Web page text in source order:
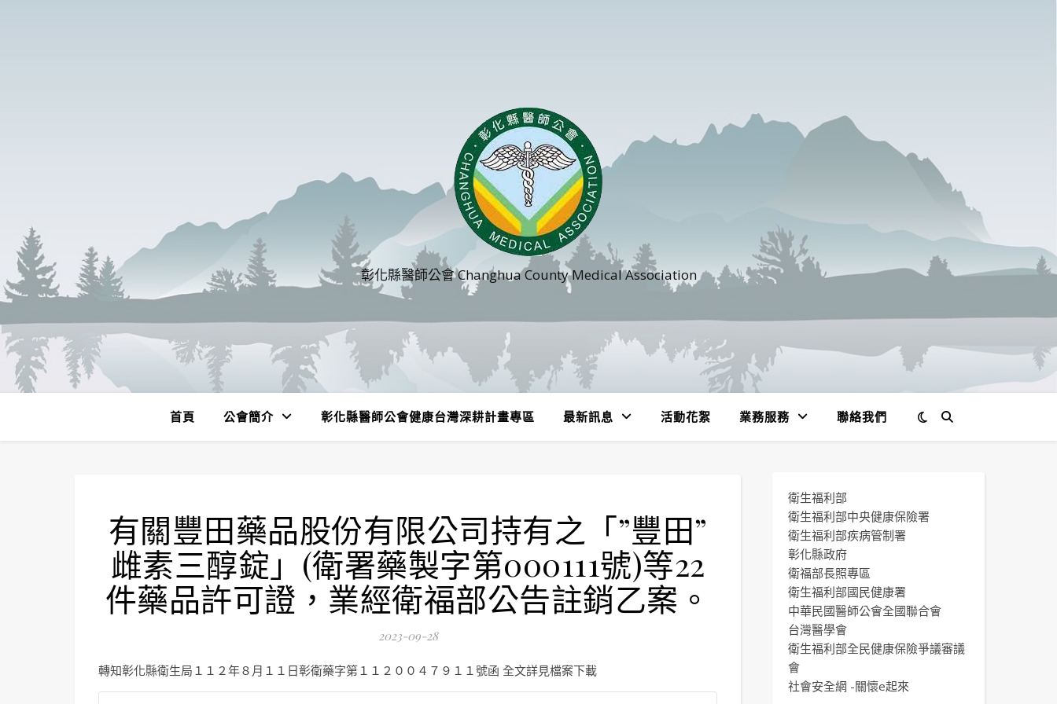
彰化縣醫師公會 Changhua County Medical Association
首頁 公會簡介 彰化縣醫師公會健康台灣深耕計畫專區 最新訊息 活動花絮 業務服務 聯絡我們
有關豐田藥品股份有限公司持有之「”豐田”
雌素三醇錠」(衛署藥製字第000111號)等22
件藥品許可證，業經衛福部公告註銷乙案。
2023-09-28
轉知彰化縣衛生局１１２年８月１１日彰衛藥字第１１２００４７９１１號函 全文詳見檔案下載
衛生福利部
衛生福利部中央健康保險署
衛生福利部疾病管制署
彰化縣政府
衛福部長照專區
衛生福利部國民健康署
中華民國醫師公會全國聯合會
台灣醫學會
衛生福利部全民健康保險爭議審議
會
社會安全網 -關懷e起來